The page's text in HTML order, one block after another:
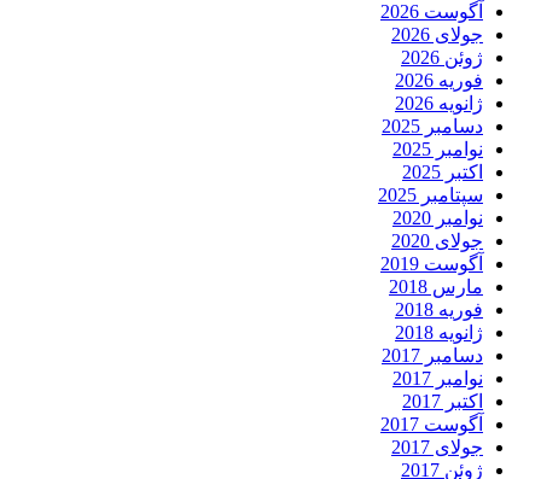
آگوست 2026
جولای 2026
ژوئن 2026
فوریه 2026
ژانویه 2026
دسامبر 2025
نوامبر 2025
اکتبر 2025
سپتامبر 2025
نوامبر 2020
جولای 2020
آگوست 2019
مارس 2018
فوریه 2018
ژانویه 2018
دسامبر 2017
نوامبر 2017
اکتبر 2017
آگوست 2017
جولای 2017
ژوئن 2017